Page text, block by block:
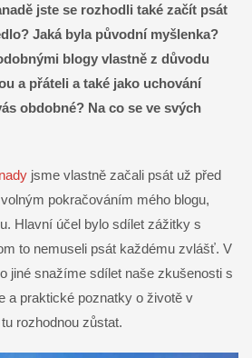
jste se rozhodli také začít psát
Jaká byla původní myšlenka?
blogy vlastně z důvodu
a přáteli a také jako uchování
obdobné? Na co se ve svých
jsme vlastně začali psát už před
pokračováním mého blogu,
Hlavní účel bylo sdílet zážitky s
to nemuseli psát každému zvlášť. V
jiné snažíme sdílet naše zkušenosti s
a praktické poznatky o životě v
rozhodnou zůstat.